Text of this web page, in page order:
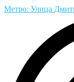
Метро: Улица